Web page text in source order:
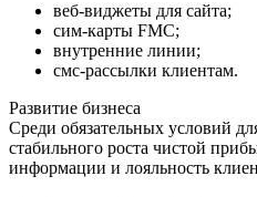
веб-виджеты для сайта;
сим-карты FMC;
внутренние линии;
смс-рассылки клиентам.
Развитие бизнеса
Среди обязательных условий
стабильного роста чистой
информации и лояльность